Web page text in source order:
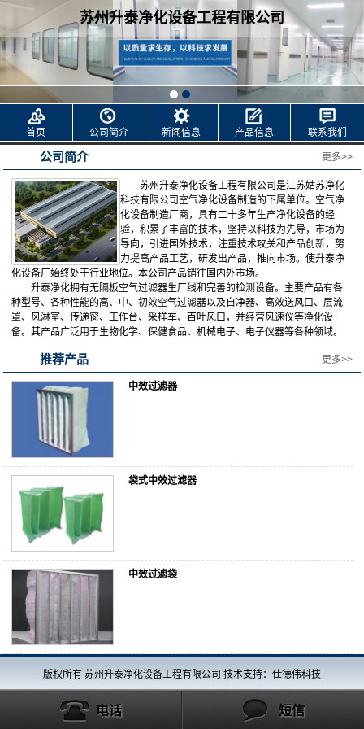
苏州升泰净化设备工程有限公司
首页 公司简介 新闻信息 产品信息 联系我们
更多>>
公司简介
苏州升泰净化设备工程有限公司是江苏姑苏净化
科技有限公司空气净化设备制造的下属单位。空气净
化设备制造厂商，具有二十多年生产净化设备的经
验，积累了丰富的技术，坚持以科技为先导，市场为
导向，引进国外技术，注重技术攻关和产品创新，努
力提高产品工艺，研发出产品，推向市场。使升泰净
化设备厂始终处于行业地位。本公司产品销往国内外市场。
升泰净化拥有无隔板空气过滤器生厂线和完善的检测设备。主要产品有各
种型号、各种性能的高、中、初效空气过滤器以及自净器、高效送风口、层流
罩、风淋室、传递窗、工作台、采样车、百叶风口，并经营风速仪等净化设
备。其产品广泛用于生物化学、保健食品、机械电子、电子仪器等各种领域。
推荐产品 更多>>
中效过滤器
袋式中效过滤器
中效过滤袋
版权所有 苏州升泰净化设备工程有限公司 技术支持：仕德伟科技
电话 短信